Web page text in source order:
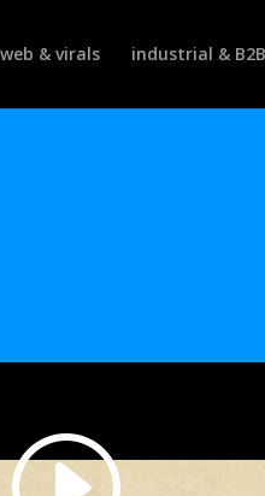
web & virals industrial & B2B
policy cliccando su "Accetta"